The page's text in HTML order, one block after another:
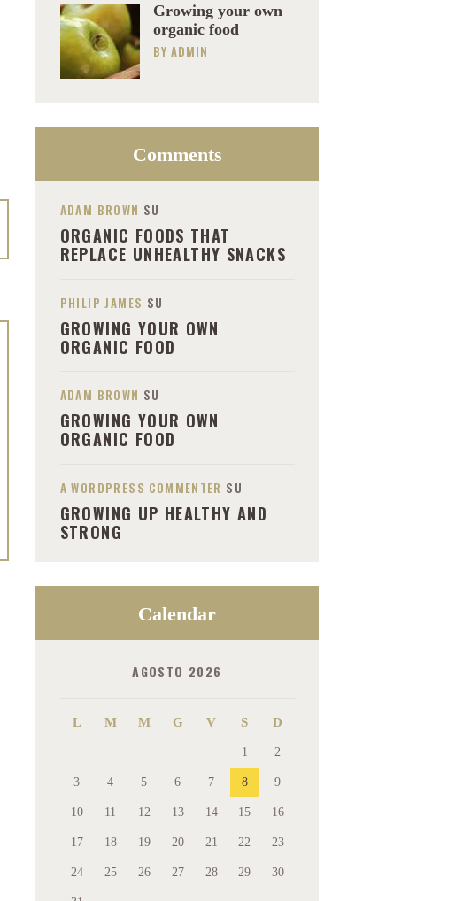
Growing your own
organic food
BY ADMIN
Comments
ADAM BROWN SU
ORGANIC FOODS THAT
REPLACE UNHEALTHY SNACKS
PHILIP JAMES SU
GROWING YOUR OWN
ORGANIC FOOD
ADAM BROWN SU
GROWING YOUR OWN
ORGANIC FOOD
A WORDPRESS COMMENTER SU
GROWING UP HEALTHY AND
STRONG
Calendar
AGOSTO 2026
L M M G V S D
1 2
3 4 5 6 7 8 9
10 11 12 13 14 15 16
17 18 19 20 21 22 23
24 25 26 27 28 29 30